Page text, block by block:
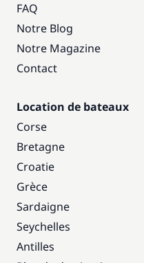
FAQ
Notre Blog
Notre Magazine
Contact
Location de bateaux
Corse
Bretagne
Croatie
Grèce
Sardaigne
Seychelles
Antilles